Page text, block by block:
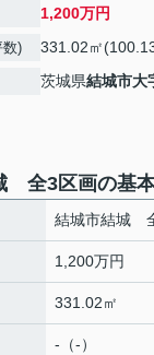
1,200万円
数) 331.02㎡
茨城県結城市大
全3区画の基
結城市結城
1,200万円
331.02㎡
-（-）